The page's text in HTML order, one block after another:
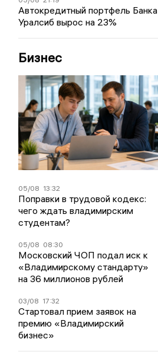
Автокредитный портфель Банка
Уралсиб вырос на 23%
Бизнес
05/08 13:32
Поправки в трудовой кодекс:
чего ждать владимирским
студентам?
05/08 08:30
Московский ЧОП подал иск к
«Владимирскому стандарту»
на 36 миллионов рублей
03/08 17:32
Стартовал прием заявок на
премию «Владимирский
бизнес»